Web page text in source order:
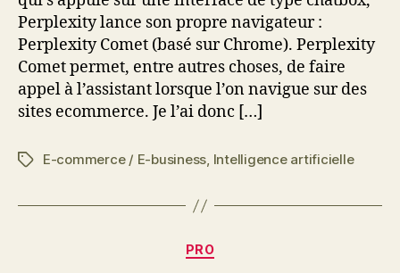
Perplexity lance son propre navigateur :
Perplexity Comet (basé sur Chrome). Perplexity
Comet permet, entre autres choses, de faire
appel à l’assistant lorsque l’on navigue sur des
sites ecommerce. Je l’ai donc […]
Étiquettes
E-commerce / E-business, Intelligence artificielle
Catégories
PRO